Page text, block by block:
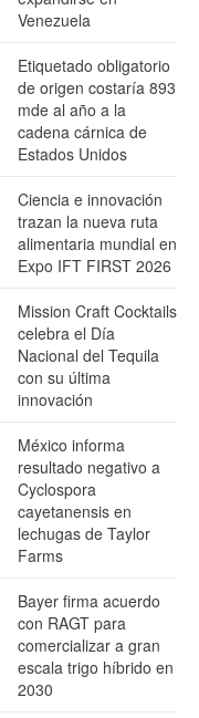
Venezuela
Etiquetado obligatorio
de origen costaría 893
mde al año a la
cadena cárnica de
Estados Unidos
Ciencia e innovación
trazan la nueva ruta
alimentaria mundial en
Expo IFT FIRST 2026
Mission Craft Cocktails
celebra el Día
Nacional del Tequila
con su última
innovación
México informa
resultado negativo a
Cyclospora
cayetanensis en
lechugas de Taylor
Farms
Bayer firma acuerdo
con RAGT para
comercializar a gran
escala trigo híbrido en
2030